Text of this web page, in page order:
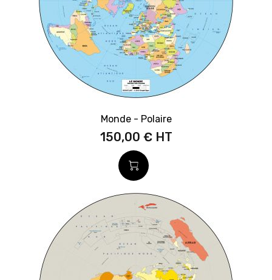
Monde - Polaire
150,00 €